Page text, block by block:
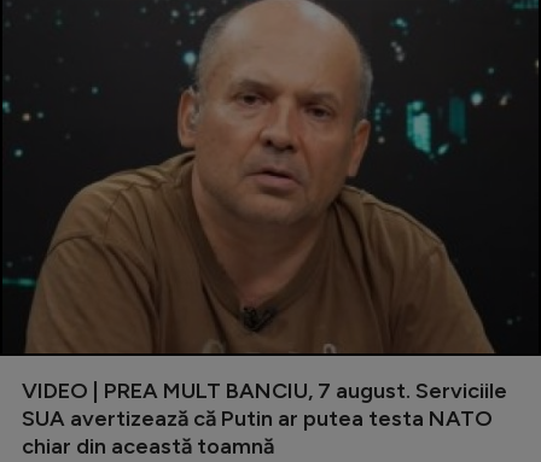
VIDEO | PREA MULT BANCIU, 7 august. Serviciile
SUA avertizează că Putin ar putea testa NATO
chiar din această toamnă